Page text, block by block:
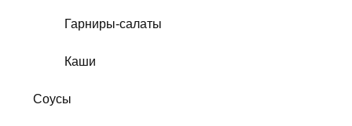
Гарниры-салаты
Каши
Соусы